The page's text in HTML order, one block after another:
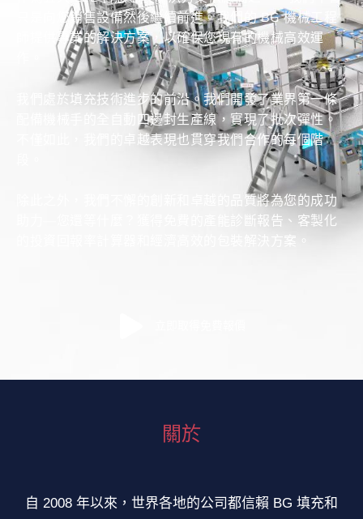
只是向您銷售設備然後繼續前進。我們的 BG 機械工程
師提供專業的解決方案，以確保您現有的機械高效運
我們處於填充技術進步的前沿。我們開發了業界第一條
配備機械手的全自動四邊封生產線，實現了批次彈性。
不僅如此，我們的卓越表現也貫穿我們合作的每個階
除此之外，我們不懈的創新和卓越的品質將為您的成功
助力—您還等什麼？獲得免費的產能診斷報告、客製化
的投資回報率計算器和經濟高效的包裝解決方案。
關於
自 2008 年以來，世界各地的公司都信賴 BG 填充和